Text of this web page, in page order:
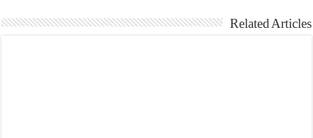
Related Articles